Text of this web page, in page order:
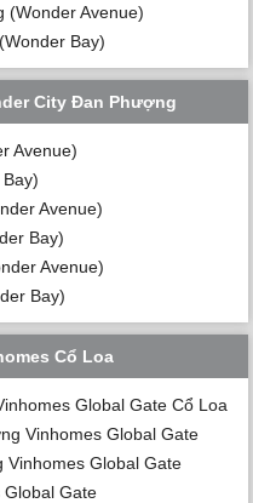
(Wonder Avenue)
Bay)
City Đan Phượng
Avenue)
Avenue)
Bay)
Avenue)
Bay)
Cổ Loa
Global Gate Cổ Loa
Vinhomes Global Gate
Vinhomes Global Gate
Global Gate